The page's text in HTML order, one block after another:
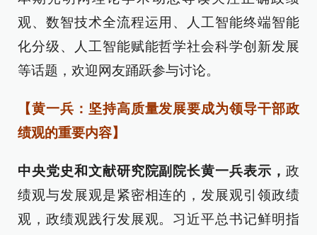
观、数智技术全流程运用、人工智能终端智能
化分级、人工智能赋能哲学社会科学创新发展
等话题，欢迎网友踊跃参与讨论。
【黄一兵：坚持高质量发展要成为领导干部政
绩观的重要内容】
中央党史和文献研究院副院长黄一兵表示， 政
绩观与发展观是紧密相连的，发展观引领政绩
观，政绩观践行发展观。习近平总书记鲜明指